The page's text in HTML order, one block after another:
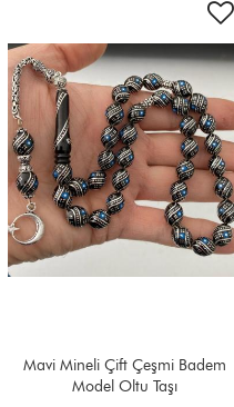
Mavi Mineli Çift Çeşmi Badem
Model Oltu Taşı